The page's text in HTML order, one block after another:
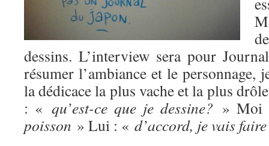
dessins. L’interview sera pour
résumer l’ambiance et le personnage,
la dédicace la plus vache et la plus
: « qu’est-ce que je dessine? »
poisson » Lui : « d’accord, je vais